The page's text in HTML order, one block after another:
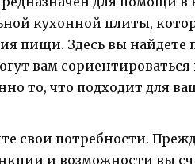
кухонной плиты,
пищи. Здесь вы найдете
вам
то, что подходит для
свои потребности.
и возможности вы